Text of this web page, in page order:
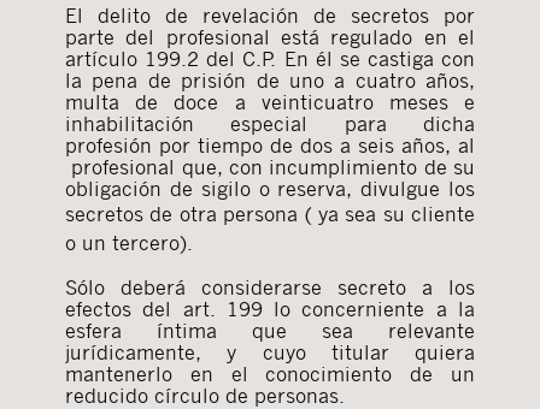
El delito de revelación de secretos por
parte del profesional está regulado en el
artículo 199.2 del C.P. En él se castiga con
la pena de prisión de uno a cuatro años,
multa de doce a veinticuatro meses e
inhabilitación especial para dicha
profesión por tiempo de dos a seis años, al
profesional que, con incumplimiento de su
obligación de sigilo o reserva, divulgue los
secretos de otra persona ( ya sea su cliente
o un tercero).
Sólo deberá considerarse secreto a los
efectos del art. 199 lo concerniente a la
esfera íntima que sea relevante
jurídicamente, y cuyo titular quiera
mantenerlo en el conocimiento de un
reducido círculo de personas.